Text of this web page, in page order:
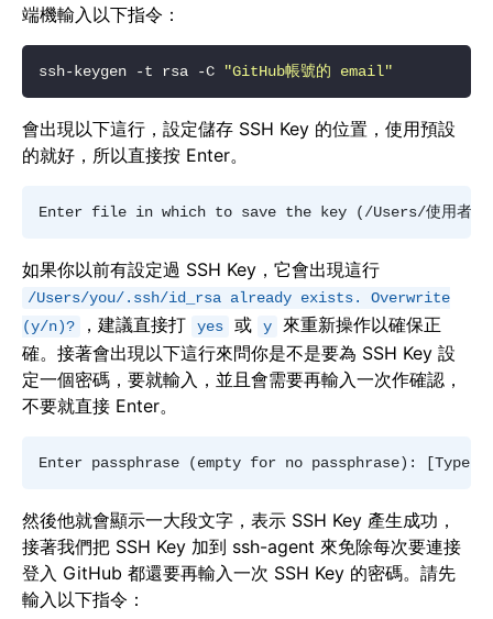
端機輸入以下指令：
ssh-keygen -t rsa -C "GitHub帳號的 email"
會出現以下這行，設定儲存 SSH Key 的位置，使用預設
的就好，所以直接按 Enter。
如果你以前有設定過 SSH Key，它會出現這行
/Users/you/.ssh/id_rsa already exists. Overwrite
(y/n)?
，建議直接打 yes 或 y
來重新操作以確保正
確。接著會出現以下這行來問你是不是要為 SSH Key 設
定一個密碼，要就輸入，並且會需要再輸入一次作確認，
不要就直接 Enter。
然後他就會顯示一大段文字，表示 SSH Key 產生成功，
接著我們把 SSH Key 加到 ssh-agent 來免除每次要連接
登入 GitHub 都還要再輸入一次 SSH Key 的密碼。請先
輸入以下指令：